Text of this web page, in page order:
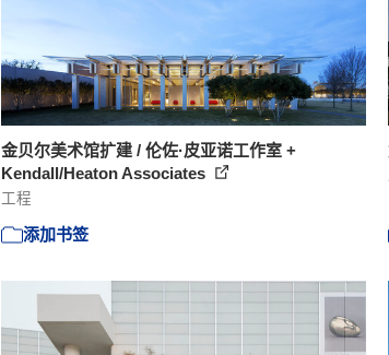
金贝尔美术馆扩建 / 伦佐·皮亚诺工作室 +
Kendall/Heaton Associates
工程
添加书签